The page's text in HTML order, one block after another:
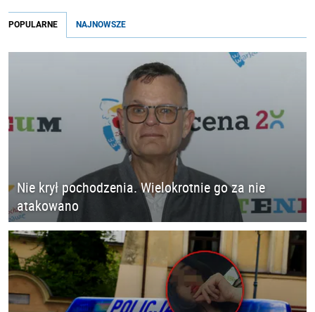
POPULARNE NAJNOWSZE
Nie krył pochodzenia. Wielokrotnie go za nie
atakowano